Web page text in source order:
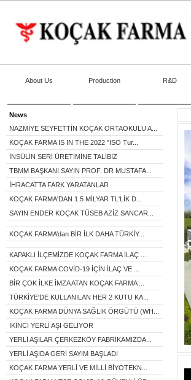
About Us Production R&D
News
NAZMİYE SEYFETTİN KOÇAK ORTAOKULU A...
KOÇAK FARMA IS IN THE 2022 "ISO Tur...
İNSÜLİN SERİ ÜRETİMİNE TALİBİZ
TBMM BAŞKANI SAYIN PROF. DR MUSTAFA...
İHRACATTA FARK YARATANLAR
KOÇAK FARMA'DAN 1.5 MİLYAR TL'LİK D...
SAYIN ENDER KOÇAK TÜSEB AZİZ SANCAR...
KOÇAK FARMA’dan BİR İLK DAHA TÜRKİY...
KAPAKLI İLÇEMİZDE KOÇAK FARMA İLAÇ ...
KOÇAK FARMA COVİD-19 İÇİN İLAÇ VE ...
BİR ÇOK İLKE İMZA ATAN KOÇAK FARMA ...
TÜRKİYE'DE KULLANILAN HER 2 KUTU KA...
KOÇAK FARMA DÜNYA SAĞLIK ÖRGÜTÜ (WH...
İKİNCİ YERLİ AŞI GELİYOR
YERLİ AŞILAR ÇERKEZKÖY FABRİKAMIZDA...
YERLİ AŞIDA GERİ SAYIM BAŞLADI
KOÇAK FARMA YERLİ VE MİLLİ BİYOTEKN...